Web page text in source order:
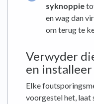
syknoppie
en wag dan
om terug te
Verwyder
en
Elke
voorgestel het, laat